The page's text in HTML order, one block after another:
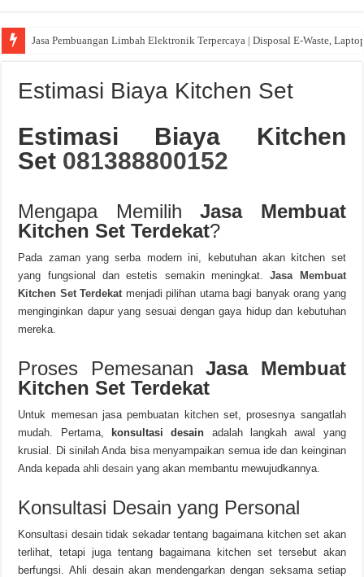
Jasa Pembuangan Limbah Elektronik Terpercaya | Disposal E-Waste,
Estimasi Biaya Kitchen Set
Estimasi Biaya Kitchen
Set 081388800152
Mengapa MemilihJasa Membuat
Kitchen Set Terdekat?
Pada zaman yang serba modern ini, kebutuhan akan kitchen set
yang fungsional dan estetis semakin meningkat.
Jasa Membuat
Kitchen Set Terdekatmenjadi pilihan utama bagi banyak orang yang
menginginkan dapur yang sesuai dengan gaya hidup dan kebutuhan
mereka.
Proses PemesananJasa Membuat
Kitchen Set Terdekat
Untuk memesan jasa pembuatan kitchen set, prosesnya sangatlah
mudah. Pertama,
konsultasi desain adalah langkah awal yang
krusial. Di sinilah Anda bisa menyampaikan semua ide dan keinginan
Anda kepadaahli desain yang akan membantu mewujudkannya.
Konsultasi Desain yang Personal
Konsultasi desain tidak sekadar tentang bagaimana kitchen set akan
terlihat, tetapi juga tentang bagaimana kitchen set tersebut akan
berfungsi. Ahli desain akan mendengarkan dengan seksama setiap